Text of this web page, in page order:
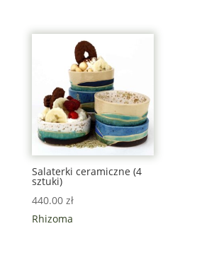
Salaterki ceramiczne (4
sztuki)
440.00 zł
Rhizoma